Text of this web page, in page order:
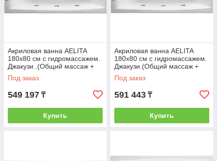
Сифон 1 1/2"х40, с полуавтоматическим сливом
(нержавеющая сталь)-переливом (пластик-
хром), для ванн и глубоких душевых поддонов.
Конструкция сифона S-образная, прямоточная,
самоочищающаяся.
Доставка осуществляется до указанного
рабочих дней кроме воскресенья.
Акриловая ванна AELITA
180х80 см с гидромассажем.
Джакузи..(Общий массаж +
спина)
Под заказ
549 197 ₸
Купить
Акриловая ванна AELITA
180х80 см с гидромассажем.
Джакузи.(Общий массаж +
спина + ноги)
Под заказ
591 443 ₸
Купить